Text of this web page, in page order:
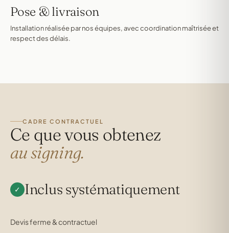
Pose & livraison
Installation réalisée par nos équipes, avec coordination maîtrisée et
respect des délais.
CADRE CONTRACTUEL
Ce que vous obtenez
au signing.
✓ Inclus systématiquement
Devis ferme & contractuel